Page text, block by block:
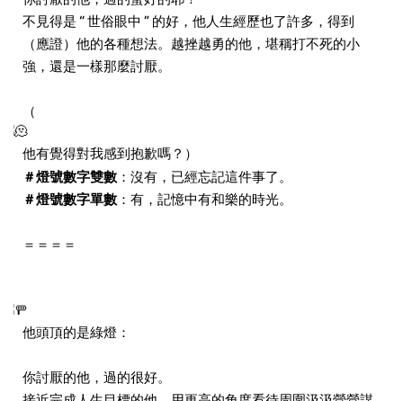
不見得是 “ 世俗眼中 ” 的好，他人生經歷也了許多，得到
（應證）他的各種想法。越挫越勇的他，堪稱打不死的小
強，還是一樣那麼討厭。
（
他有覺得對我感到抱歉嗎？）
＃燈號數字雙數 ：沒有，已經忘記這件事了。
＃燈號數字單數 ：有，記憶中有和樂的時光。
＝＝＝＝
他頭頂的是綠燈：
你討厭的他，過的很好。